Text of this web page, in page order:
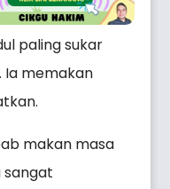
paling sukar
Ia memakan
makan masa
sangat